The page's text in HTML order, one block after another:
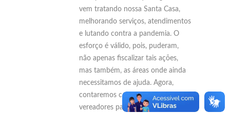
vem tratando nossa Santa Casa,
melhorando serviços, atendimentos
e lutando contra a pandemia. O
esforço é válido, pois, puderam,
não apenas fiscalizar tais ações,
mas também, as áreas onde ainda
necessitamos de ajuda. Agora,
contaremos com o apoio desses
vereadores para sanar esses